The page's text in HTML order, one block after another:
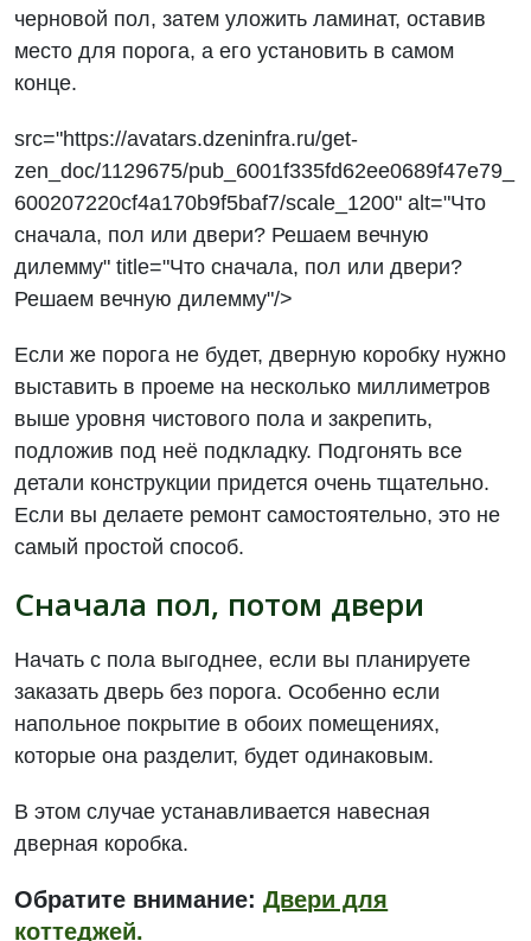
черновой пол, затем уложить ламинат, оставив
место для порога, а его установить в самом
конце.
src="https://avatars.dzeninfra.ru/get-
zen_doc/1129675/pub_6001f335fd62ee0689f47e79_
600207220cf4a170b9f5baf7/scale_1200" alt="Что
сначала, пол или двери? Решаем вечную
дилемму" title="Что сначала, пол или двери?
Решаем вечную дилемму"/>
Если же порога не будет, дверную коробку нужно
выставить в проеме на несколько миллиметров
выше уровня чистового пола и закрепить,
подложив под неё подкладку. Подгонять все
детали конструкции придется очень тщательно.
Если вы делаете ремонт самостоятельно, это не
самый простой способ.
Сначала пол, потом двери
Начать с пола выгоднее, если вы планируете
заказать дверь без порога. Особенно если
напольное покрытие в обоих помещениях,
которые она разделит, будет одинаковым.
В этом случае устанавливается навесная
дверная коробка.
Обратите внимание:Двери для
коттеджей.